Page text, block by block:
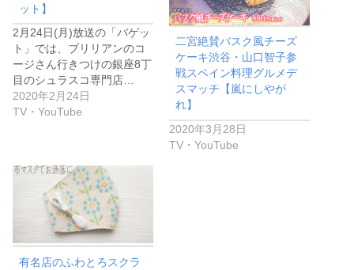
ット】
2月24日(月)放送の「バゲッ
ト」では、ブリリアンのコ
ージさん行きつけの銀座8丁
目のシュラスコ専門店…
2020年2月24日
TV・YouTube
二宮絶賛バスク風チーズ
ケーキ渋谷・山口智子参
戦スペイン料理グルメデ
スマッチ【嵐にしやが
れ】
2020年3月28日
TV・YouTube
有名店のふわとろスクラ